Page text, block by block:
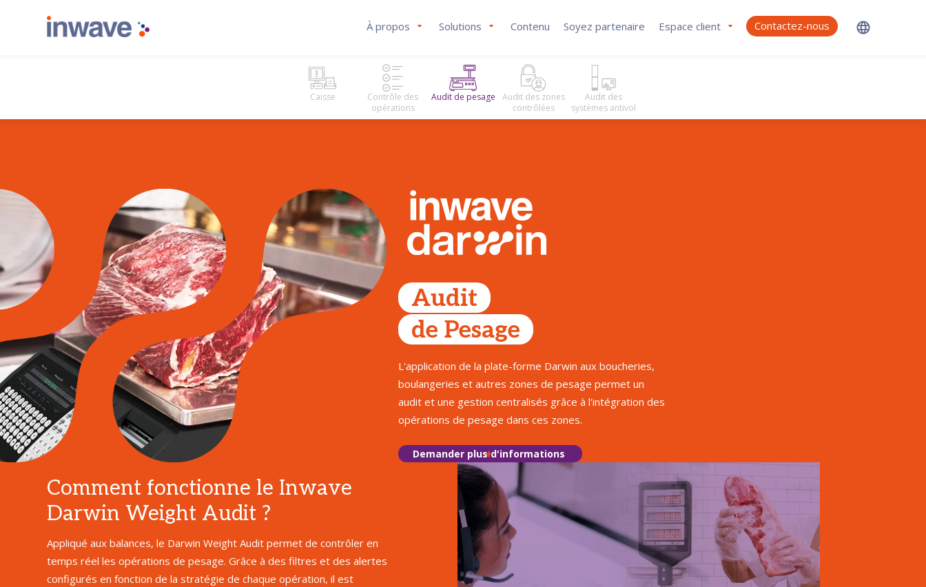
À propos Solutions Contenu Soyez partenaire Espace client Contactez-nous
Caisse
Contrôle des
opérations
Audit de pesage
Audit des zones
contrôlées
Audit des
systèmes antivol
Audit
de Pesage
L'application de la plate-forme Darwin aux boucheries,
boulangeries et autres zones de pesage permet un
audit et une gestion centralisés grâce à l'intégration des
opérations de pesage dans ces zones.
Demander plus d'informations
Comment fonctionne le Inwave
Darwin Weight Audit ?
Appliqué aux balances, le Darwin Weight Audit permet de contrôler en
temps réel les opérations de pesage. Grâce à des filtres et des alertes
configurés en fonction de la stratégie de chaque opération, il est